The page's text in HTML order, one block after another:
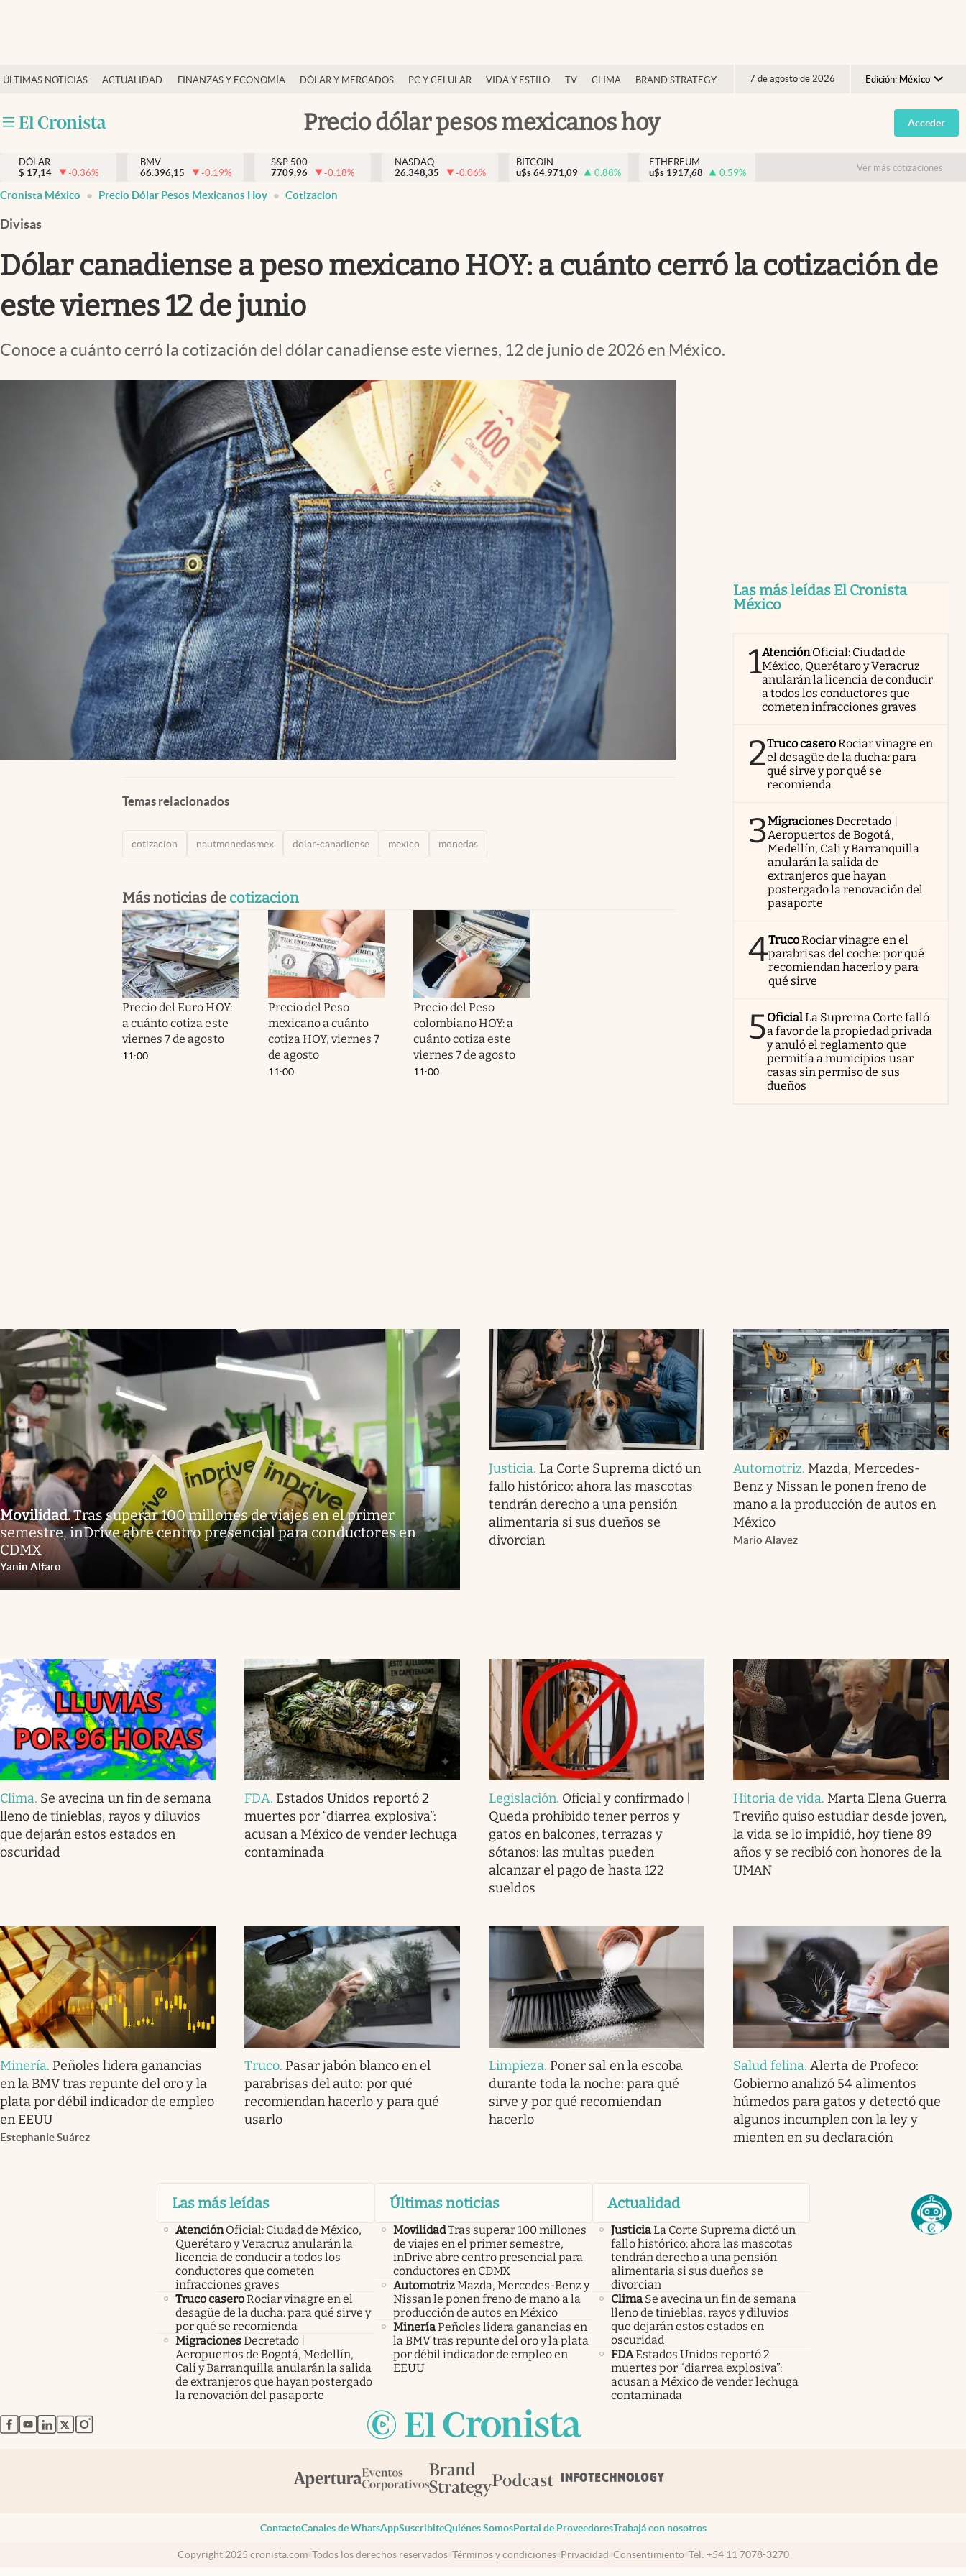
ÚLTIMAS NOTICIAS ACTUALIDAD FINANZAS Y ECONOMÍA DÓLAR Y MERCADOS PC Y CELULAR VIDA Y ESTILO TV CLIMA BRAND STRATEGY 7 de agosto de 2026 Edición: México
Argentina
España
USA
Precio dólar pesos mexicanos hoy
Actualidad
Internacionales
Opinión
Brand Strategy
Vida y estilo
Tv
Espiritualidad
Acceder
DÓLAR
$ 17,14 -0.36%
BMV
66.396,15
-0.19%
S&P 500
7709,96
-0.18%
NASDAQ
26.348,35
-0.06%
BITCOIN
u$s 64.971,09 0.88%
ETHEREUM
u$s 1917,68 0.59% Ver más cotizaciones
Cronista México Precio Dólar Pesos Mexicanos Hoy Cotizacion
Divisas
Dólar canadiense a peso mexicano HOY: a cuánto cerró la cotización de
este viernes 12 de junio
Conoce a cuánto cerró la cotización del dólar canadiense este viernes, 12 de junio de 2026 en México.
Temas relacionados
cotizacion nautmonedasmex dolar-canadiense mexico monedas
Más noticias de cotizacion
Precio del Euro HOY:
a cuánto cotiza este
viernes 7 de agosto
11:00
Precio del Peso
mexicano a cuánto
cotiza HOY, viernes 7
de agosto
11:00
Precio del Peso
colombiano HOY: a
cuánto cotiza este
viernes 7 de agosto
11:00
Las más leídas El Cronista
México
1AtenciónOficial: Ciudad de
México, Querétaro y Veracruz
anularán la licencia de conducir
a todos los conductores que
cometen infracciones graves
2Truco caseroRociar vinagre en
el desagüe de la ducha: para
qué sirve y por qué se
recomienda
3MigracionesDecretado |
Aeropuertos de Bogotá,
Medellín, Cali y Barranquilla
anularán la salida de
extranjeros que hayan
postergado la renovación del
pasaporte
4TrucoRociar vinagre en el
parabrisas del coche: por qué
recomiendan hacerlo y para
qué sirve
5OficialLa Suprema Corte falló
a favor de la propiedad privada
y anuló el reglamento que
permitía a municipios usar
casas sin permiso de sus
dueños
Movilidad.Tras superar 100 millones de viajes en el primer
semestre, inDrive abre centro presencial para conductores en
CDMX
Yanin Alfaro
Justicia. La Corte Suprema dictó un
fallo histórico: ahora las mascotas
tendrán derecho a una pensión
alimentaria si sus dueños se
divorcian
Automotriz. Mazda, Mercedes-
Benz y Nissan le ponen freno de
mano a la producción de autos en
México
Mario Alavez
Clima. Se avecina un fin de semana
lleno de tinieblas, rayos y diluvios
que dejarán estos estados en
oscuridad
FDA. Estados Unidos reportó 2
muertes por “diarrea explosiva”:
acusan a México de vender lechuga
contaminada
Legislación. Oficial y confirmado |
Queda prohibido tener perros y
gatos en balcones, terrazas y
sótanos: las multas pueden
alcanzar el pago de hasta 122
sueldos
Hitoria de vida. Marta Elena Guerra
Treviño quiso estudiar desde joven,
la vida se lo impidió, hoy tiene 89
años y se recibió con honores de la
UMAN
Minería. Peñoles lidera ganancias
en la BMV tras repunte del oro y la
plata por débil indicador de empleo
en EEUU
Estephanie Suárez
Truco. Pasar jabón blanco en el
parabrisas del auto: por qué
recomiendan hacerlo y para qué
usarlo
Limpieza. Poner sal en la escoba
durante toda la noche: para qué
sirve y por qué recomiendan
hacerlo
Salud felina.Alerta de Profeco:
Gobierno analizó 54 alimentos
húmedos para gatos y detectó que
algunos incumplen con la ley y
mienten en su declaración
Las más leídas
Atención Oficial: Ciudad de México,
Querétaro y Veracruz anularán la
licencia de conducir a todos los
conductores que cometen
infracciones graves
Truco caseroRociar vinagre en el
desagüe de la ducha: para qué sirve y
por qué se recomienda
MigracionesDecretado |
Aeropuertos de Bogotá, Medellín,
Cali y Barranquilla anularán la salida
de extranjeros que hayan postergado
la renovación del pasaporte
Últimas noticias
MovilidadTras superar 100 millones
de viajes en el primer semestre,
inDrive abre centro presencial para
conductores en CDMX
AutomotrizMazda, Mercedes-Benz y
Nissan le ponen freno de mano a la
producción de autos en México
MineríaPeñoles lidera ganancias en
la BMV tras repunte del oro y la plata
por débil indicador de empleo en
EEUU
Actualidad
JusticiaLa Corte Suprema dictó un
fallo histórico: ahora las mascotas
tendrán derecho a una pensión
alimentaria si sus dueños se
divorcian
Clima Se avecina un fin de semana
lleno de tinieblas, rayos y diluvios
que dejarán estos estados en
oscuridad
FDAEstados Unidos reportó 2
muertes por “diarrea explosiva”:
acusan a México de vender lechuga
contaminada
abre en nueva pestaña
abre en nueva pestaña
abre en nueva pestaña
abre en nueva pestaña
abre en nueva pestaña
ContactoCanales de WhatsAppSuscribiteQuiénes SomosPortal de ProveedoresTrabajá con nosotros
Copyright 2025 cronista.com Todos los derechos reservados Términos y condiciones Privacidad Consentimiento Tel: +54 11 7078-3270